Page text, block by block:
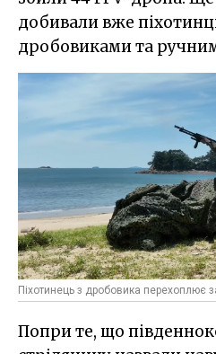
добивали вже
дробовиками та
Піхотинець з дробовика перехоплює
Попри те, що